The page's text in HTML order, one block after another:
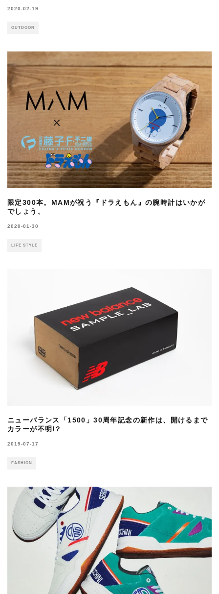
2020-02-19
OUTDOOR
限定300本。MAMが祝う『ドラえもん』の腕時計はいかが
でしょう。
2020-01-30
LIFE STYLE
ニューバランス「1500」30周年記念の新作は、開けるまで
カラーが不明!?
2019-07-17
FASHION